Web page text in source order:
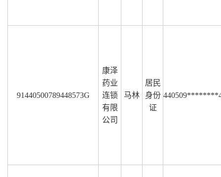
91440500789448573G
康泽
药业
连锁
有限
公司
马林
居民
身份
证